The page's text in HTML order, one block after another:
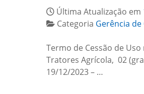
Última Atualização em
Categoria Gerência
Termo de Cessão de Uso
Tratores Agrícola, 02
19/12/2023 – …